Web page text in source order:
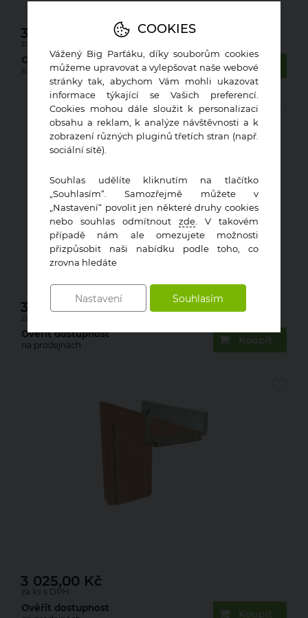
za ks s DPH
3 025,00
Koupit
Ověřit dostupnost
na prodejnách
za ks s DPH
Zárubeň obložková 22mm olše 70 P 80 mm
3 025,00Kč
Koupit
Ověřit dostupnost
na prodejnách
za ks s DPH
3 025,00 Kč
Koupit
Ověřit dostupnost
COOKIES
Vážený Big Parťáku, díky souborům cookies
můžeme upravovat a vylepšovat naše webové
stránky tak, abychom Vám mohli ukazovat
informace týkající se Vašich preferencí.
Cookies mohou dále sloužit k personalizaci
obsahu a reklam, k analýze návštěvnosti a k
zobrazení různých pluginů třetích stran (např.
sociální sítě).
Souhlas udělíte kliknutím na tlačítko
„Souhlasím“. Samozřejmě můžete v
„Nastavení“ povolit jen některé druhy cookies
nebo souhlas odmítnout zde. V takovém
případě nám ale omezujete možnosti
přizpůsobit naši nabídku podle toho, co
zrovna hledáte
Nastavení Souhlasím